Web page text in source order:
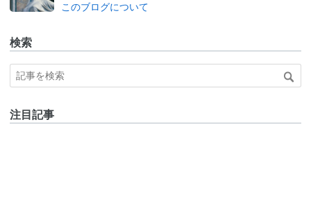
このブログについて
検索
注目記事